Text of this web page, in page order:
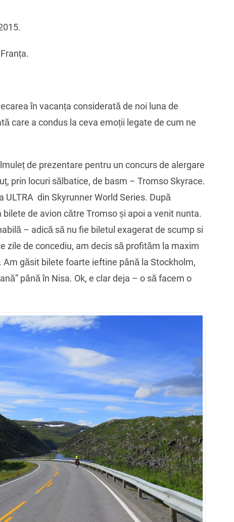
în vacanța considerată de noi luna de
care a condus la ceva emoții legate de cum ne
de prezentare pentru un concurs de alergare
prin locuri sălbatice, de basm – Tromso Skyrace.
din Skyrunner World Series. După
de avion către Tromso și apoi a venit nunta.
– adică să nu fie biletul exagerat de scump si
zile de concediu, am decis să profităm la maxim
găsit bilete foarte ieftine până la Stockholm,
până în Nisa. Ok, e clar deja – o să facem o